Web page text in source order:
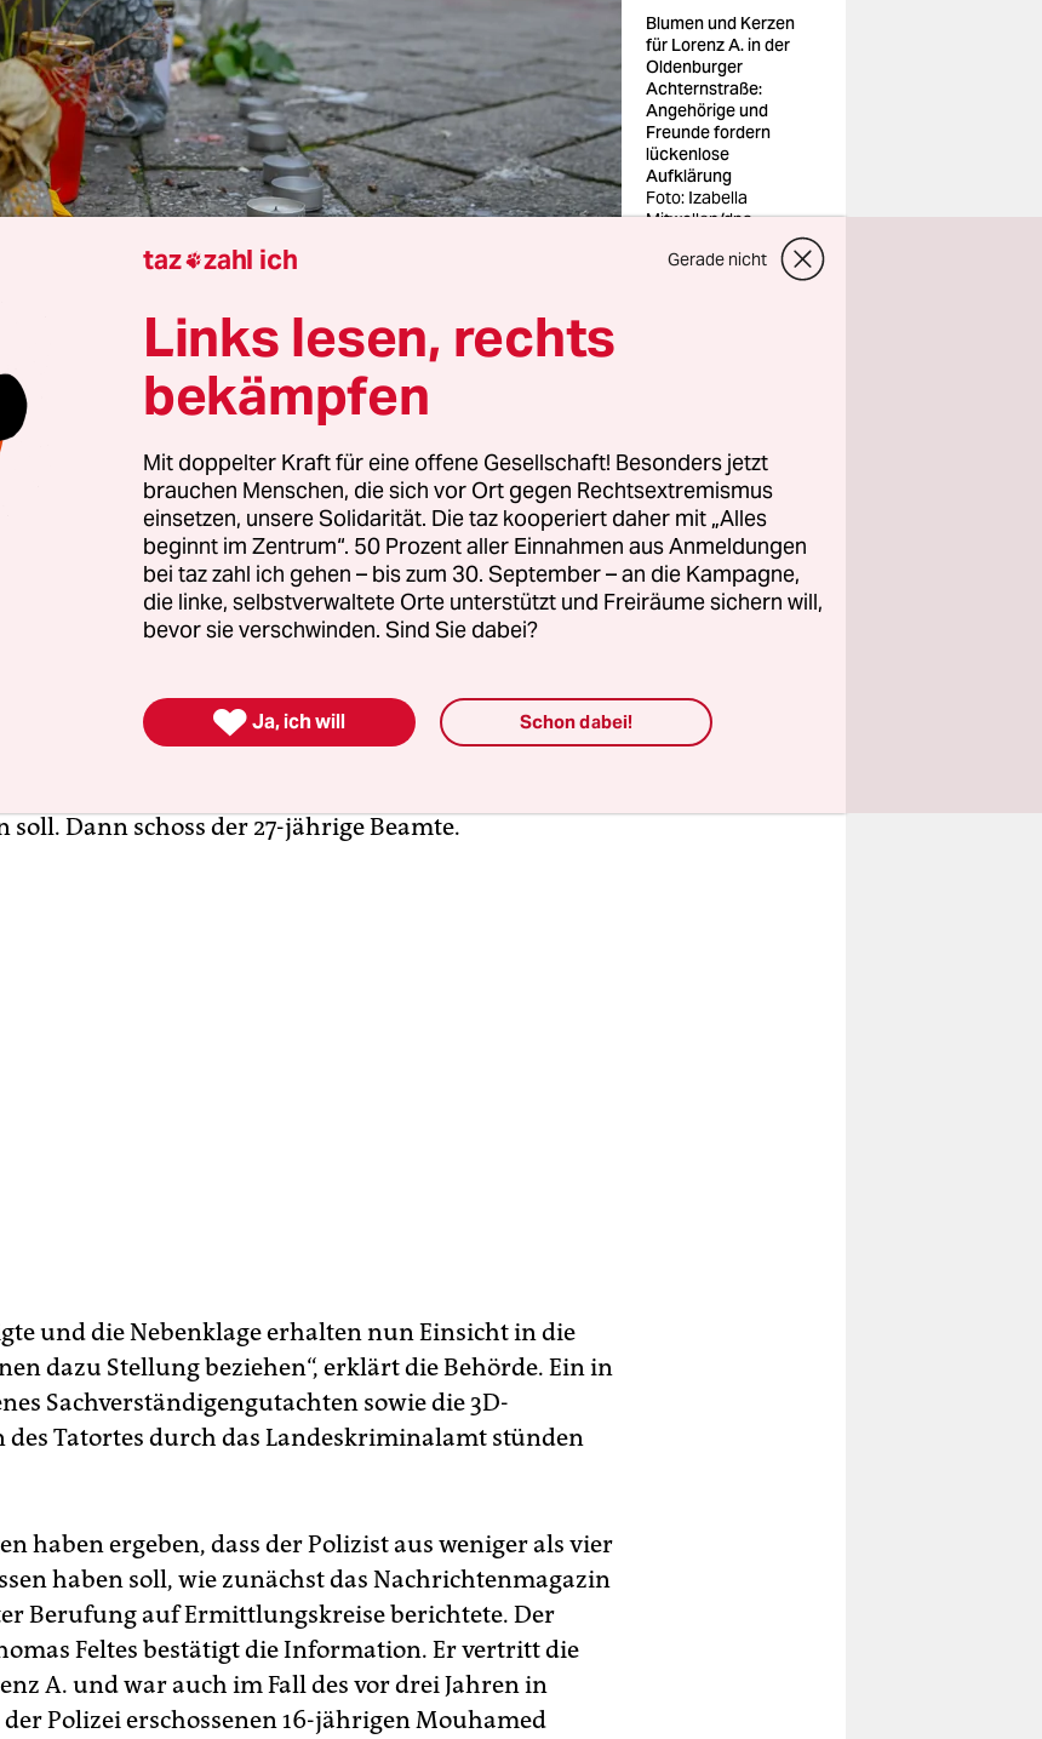
Blumen und Kerzen
für Lorenz A. in der
Oldenburger
Achternstraße:
Angehörige und
Freunde fordern
lückenlose
Aufklärung
Foto: Izabella
Mitwollen/dpa
im Fall Lorenz A. nähern sich dem Ende. Die
Oldenburg befasst sich mit der abschließenden
wie sie vergangenen Freitag in einer
bekanntgab. Die Behörde ermittelt wegen Totschlags
der
den 21-jährigen Schwarzen Lorenz A.in der
mit mehreren Schüssen von hinten tötete.
war eine Auseinandersetzung vor einer Bar in der
soll er ihnen ein Messer gezeigt und wieder
um sie abschütteln. Bei seiner weiteren Flucht lief
soll. Dann schoss der 27-jährige Beamte.
und die Nebenklage erhalten nun Einsicht in die
dazu Stellung beziehen“, erklärt die Behörde. Ein in
Sachverständigengutachten sowie die 3D-
des Tatortes durch das Landeskriminalamt stünden
haben ergeben, dass der Polizist aus weniger als vier
haben soll, wie zunächst das Nachrichtenmagazin
Berufung auf Ermittlungskreise berichtete. Der
Feltes bestätigt die Information. Er vertritt die
A. und war auch im Fall des vor drei Jahren in
Polizei erschossenen 16-jährigen Mouhamed
taz zahl ich Gerade nicht
Links lesen, rechts
bekämpfen
Mit doppelter Kraft für eine offene Gesellschaft! Besonders jetzt
brauchen Menschen, die sich vor Ort gegen Rechtsextremismus
einsetzen, unsere Solidarität. Die taz kooperiert daher mit „Alles
beginnt im Zentrum“. 50 Prozent aller Einnahmen aus Anmeldungen
bei taz zahl ich gehen – bis zum 30. September – an die Kampagne,
die linke, selbstverwaltete Orte unterstützt und Freiräume sichern will,
bevor sie verschwinden. Sind Sie dabei?
 Ja, ich will Schon dabei!